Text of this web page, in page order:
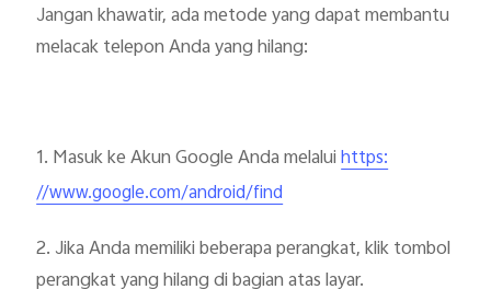
Jangan khawatir, ada metode yang dapat membantu
melacak telepon Anda yang hilang:
1. Masuk ke Akun Google Anda melaluihttps:
//www.google.com/android/find
2. Jika Anda memiliki beberapa perangkat, klik tombol
perangkat yang hilang di bagian atas layar.